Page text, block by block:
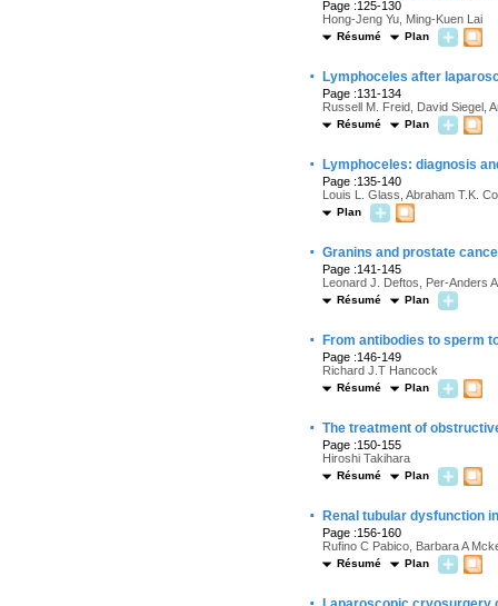
Page :125-130
Hong-Jeng Yu, Ming-Kuen Lai
Résumé Plan
· Lymphoceles after
Page :131-134
Russell M. Freid, David Siegel,
Résumé Plan
· Lymphoceles: diagnosis
Page :135-140
Louis L. Glass, Abraham T.K.
Plan
· Granins and prostate
Page :141-145
Leonard J. Deftos, Per-Anders
Résumé Plan
· From antibodies to sperm
Page :146-149
Richard J.T Hancock
Résumé Plan
· The treatment of
Page :150-155
Hiroshi Takihara
Résumé Plan
· Renal tubular dysfunction
Page :156-160
Rufino C Pabico, Barbara A
Résumé Plan